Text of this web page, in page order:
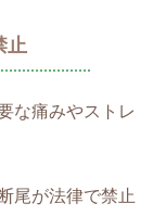
止
な痛みやストレ
尾が法律で禁止